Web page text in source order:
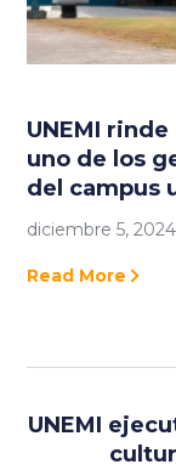
UNEMI
uno de los
del campus
diciembre 5, 2024
Read More
UNEMI